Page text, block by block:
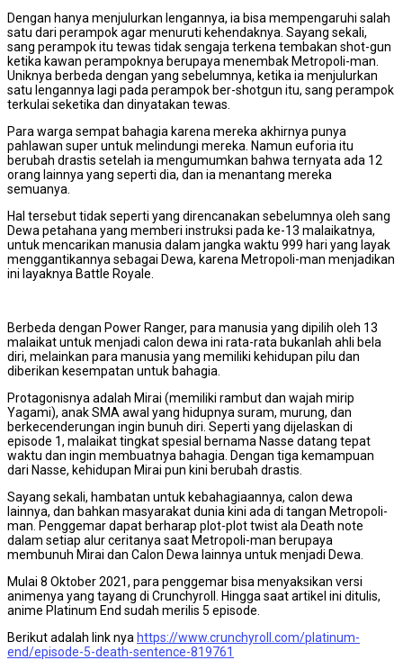
Dengan hanya menjulurkan lengannya, ia bisa mempengaruhi salah
satu dari perampok agar menuruti kehendaknya. Sayang sekali,
sang perampok itu tewas tidak sengaja terkena tembakan shot-gun
ketika kawan perampoknya berupaya menembak Metropoli-man.
Uniknya berbeda dengan yang sebelumnya, ketika ia menjulurkan
satu lengannya lagi pada perampok ber-shotgun itu, sang perampok
terkulai seketika dan dinyatakan tewas.
Para warga sempat bahagia karena mereka akhirnya punya
pahlawan super untuk melindungi mereka. Namun euforia itu
berubah drastis setelah ia mengumumkan bahwa ternyata ada 12
orang lainnya yang seperti dia, dan ia menantang mereka
semuanya.
Hal tersebut tidak seperti yang direncanakan sebelumnya oleh sang
Dewa petahana yang memberi instruksi pada ke-13 malaikatnya,
untuk mencarikan manusia dalam jangka waktu 999 hari yang layak
menggantikannya sebagai Dewa, karena Metropoli-man menjadikan
ini layaknya Battle Royale.
Berbeda dengan Power Ranger, para manusia yang dipilih oleh 13
malaikat untuk menjadi calon dewa ini rata-rata bukanlah ahli bela
diri, melainkan para manusia yang memiliki kehidupan pilu dan
diberikan kesempatan untuk bahagia.
Protagonisnya adalah Mirai (memiliki rambut dan wajah mirip
Yagami), anak SMA awal yang hidupnya suram, murung, dan
berkecenderungan ingin bunuh diri. Seperti yang dijelaskan di
episode 1, malaikat tingkat spesial bernama Nasse datang tepat
waktu dan ingin membuatnya bahagia. Dengan tiga kemampuan
dari Nasse, kehidupan Mirai pun kini berubah drastis.
Sayang sekali, hambatan untuk kebahagiaannya, calon dewa
lainnya, dan bahkan masyarakat dunia kini ada di tangan Metropoli-
man. Penggemar dapat berharap plot-plot twist ala Death note
dalam setiap alur ceritanya saat Metropoli-man berupaya
membunuh Mirai dan Calon Dewa lainnya untuk menjadi Dewa.
Mulai 8 Oktober 2021, para penggemar bisa menyaksikan versi
animenya yang tayang di Crunchyroll. Hingga saat artikel ini ditulis,
anime Platinum End sudah merilis 5 episode.
Berikut adalah link nya https://www.crunchyroll.com/platinum-
end/episode-5-death-sentence-819761